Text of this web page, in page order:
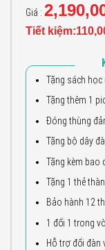
Giá :
Tiết
Tặng sách học
Tặng thêm 1
Đóng thùng
Tặng bộ dây
Tặng kèm bao
Tặng 1 thẻ
Bảo hành 12
1 đổi 1 trong
Hỗ trợ đổi đàn